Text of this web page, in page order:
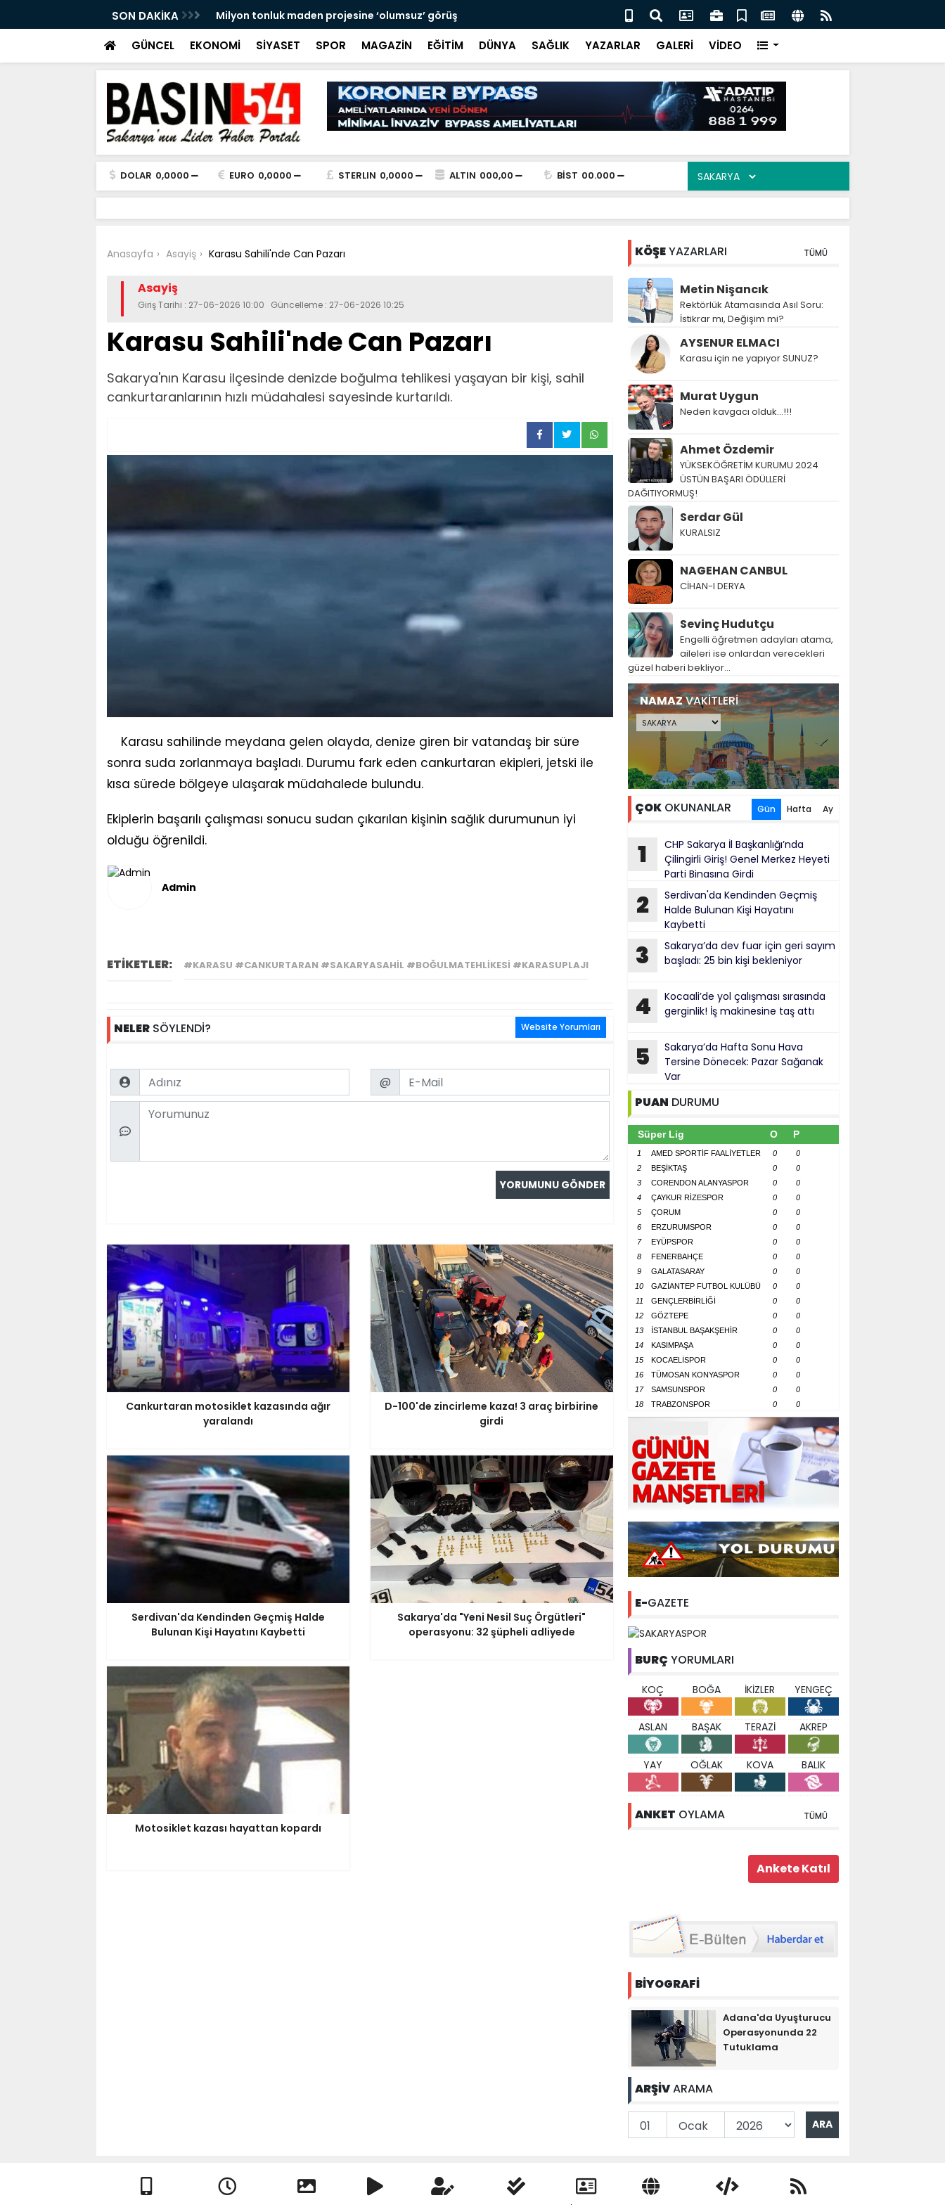
SON DAKİKA 500 metrelik kaçak ağ ele geçirildi Manolya Sokak’ta 17 Ağustos’un izleri: Eski yapılar dikkat çekiyor
GÜNCEL EKONOMİ SİYASET SPOR MAGAZİN EĞİTİM DÜNYA SAĞLIK YAZARLAR GALERİ VİDEO
DOLAR 0,0000 EURO 0,0000 STERLIN 0,0000 ALTIN 000,00 BİST 00.000
Anasayfa Asayiş Karasu Sahili'nde Can Pazarı
Asayiş
Giriş Tarihi : 27-06-2026 10:00 Güncelleme : 27-06-2026 10:25
Karasu Sahili'nde Can Pazarı
Sakarya'nın Karasu ilçesinde denizde boğulma tehlikesi yaşayan bir kişi, sahil
cankurtaranlarının hızlı müdahalesi sayesinde kurtarıldı.
Karasu sahilinde meydana gelen olayda, denize giren bir vatandaş bir süre
sonra suda zorlanmaya başladı. Durumu fark eden cankurtaran ekipleri, jetski ile
kısa sürede bölgeye ulaşarak müdahalede bulundu.
Ekiplerin başarılı çalışması sonucu sudan çıkarılan kişinin sağlık durumunun iyi
olduğu öğrenildi.
Admin
ETİKETLER: #KARASU #CANKURTARAN #SAKARYASAHIL #BOĞULMATEHLIKESI #KARASUPLAJI
NELERSÖYLENDİ? Website Yorumları
Name Email
@
Comment
Cankurtaran motosiklet kazasında ağır
yaralandı
D-100'de zincirleme kaza! 3 araç birbirine
girdi
Serdivan'da Kendinden Geçmiş Halde
Bulunan Kişi Hayatını Kaybetti
Sakarya'da "Yeni Nesil Suç Örgütleri"
operasyonu: 32 şüpheli adliyede
Motosiklet kazası hayattan kopardı
KÖŞEYAZARLARI TÜMÜ
Metin Nişancık
Rektörlük Atamasında Asıl Soru:
İstikrar mı, Değişim mi?
AYSENUR ELMACI
Karasu için ne yapıyor SUNUZ?
Murat Uygun
Neden kavgacı olduk…!!!
Ahmet Özdemir
YÜKSEKÖĞRETİM KURUMU 2024
ÜSTÜN BAŞARI ÖDÜLLERİ
DAĞITIYORMUŞ!
Serdar Gül
KURALSIZ
NAGEHAN CANBUL
CİHAN-I DERYA
Sevinç Hudutçu
Engelli öğretmen adayları atama,
aileleri ise onlardan verecekleri
güzel haberi bekliyor...
NAMAZVAKİTLERİ
ÇOKOKUNANLAR Gün Hafta Ay
1
CHP Sakarya İl Başkanlığı’nda
Çilingirli Giriş! Genel Merkez Heyeti
Parti Binasına Girdi
2
Serdivan'da Kendinden Geçmiş
Halde Bulunan Kişi Hayatını
Kaybetti
3
Sakarya’da dev fuar için geri sayım
başladı: 25 bin kişi bekleniyor
4
Kocaali’de yol çalışması sırasında
gerginlik! İş makinesine taş attı
5
Sakarya’da Hafta Sonu Hava
Tersine Dönecek: Pazar Sağanak
Var
PUAN DURUMU
Süper Lig O P
1 AMED SPORTİF FAALİYETLER 0
0
2
BEŞİKTAŞ 0
0
3
CORENDON ALANYASPOR 0
0
4
ÇAYKUR RİZESPOR 0
0
5
ÇORUM 0
0
6
ERZURUMSPOR 0
0
7
EYÜPSPOR 0
0
8
FENERBAHÇE 0
0
9
GALATASARAY 0
0
10
GAZİANTEP FUTBOL KULÜBÜ 0
0
11
GENÇLERBİRLİĞİ 0
0
12
GÖZTEPE 0
0
13
İSTANBUL BAŞAKŞEHİR 0
0
14
KASIMPAŞA 0
0
15
KOCAELİSPOR 0
0
16
TÜMOSAN KONYASPOR 0
0
17
SAMSUNSPOR 0
0
18
TRABZONSPOR 0 0
E-GAZETE
BURÇ YORUMLARI
KOÇ BOĞA İKİZLER YENGEÇ
ASLAN BAŞAK TERAZİ AKREP
YAY OĞLAK KOVA BALIK
ANKET OYLAMA TÜMÜ
BİYOGRAFİ
Adana'da Uyuşturucu
Operasyonunda 22
Tutuklama
ARŞİVARAMA